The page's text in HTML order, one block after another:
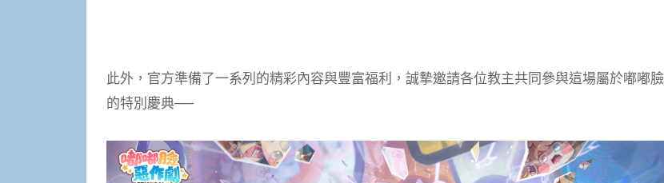
此外，官方準備了一系列的精彩內容與豐富福利，誠摯邀請各位教主共同參與這場屬於嘟嘟臉
的特別慶典──